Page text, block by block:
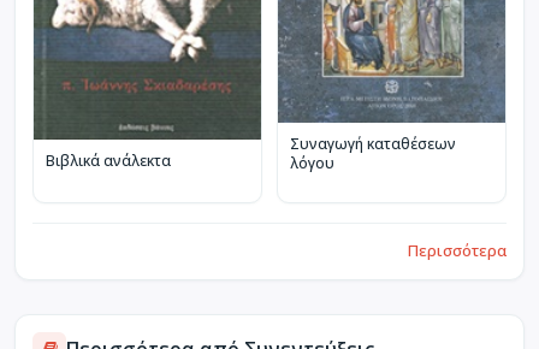
Βιβλικά ανάλεκτα
Συναγωγή καταθέσεων
λόγου
Περισσότερα